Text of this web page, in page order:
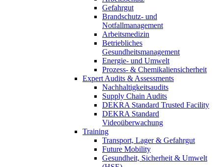
Gefahrgut
Brandschutz- und
Notfallmanagement
Arbeitsmedizin
Betriebliches
Gesundheitsmanagement
Energie- und Umwelt
Prozess- & Chemikaliensicherheit
Expert Audits & Assessments
Nachhaltigkeitsaudits
Supply Chain Audits
DEKRA Standard Trusted Facility
DEKRA Standard
Videoüberwachung
Training
Transport, Lager & Gefahrgut
Future Mobility
Gesundheit, Sicherheit & Umwelt